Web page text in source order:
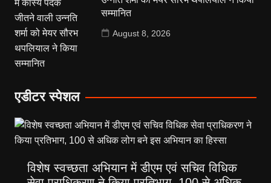
सम्मानित
August 8, 2026
एडीटर स्पेशल
विशेष स्वच्छता अभियान में डीएम एवं सचिव विधिक